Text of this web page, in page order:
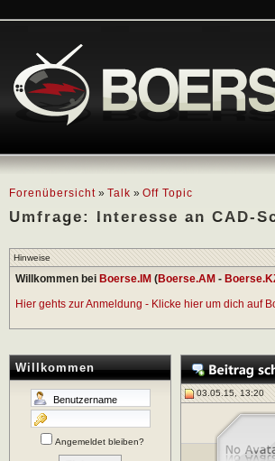
Forenübersicht » Talk » Off Topic
Umfrage: Interesse an CAD-
Hinweise
Willkommen bei Boerse.IM (Boerse.AM -
Hier gehts zur Anmeldung - Klicke hier um dich auf
Willkommen
Angemeldet bleiben?
03.05.15, 13:20